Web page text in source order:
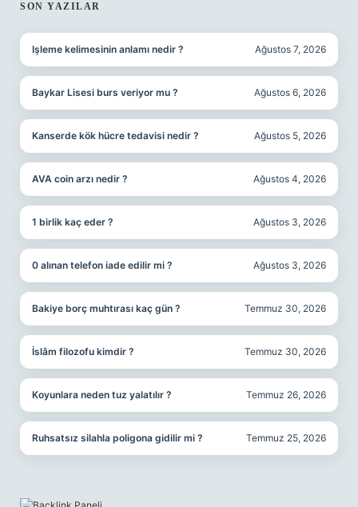
SIDEBAR
SON YAZILAR
Işleme kelimesinin anlamı nedir ? Ağustos 7, 2026
Baykar Lisesi burs veriyor mu ? Ağustos 6, 2026
Kanserde kök hücre tedavisi nedir ? Ağustos 5, 2026
AVA coin arzı nedir ? Ağustos 4, 2026
1 birlik kaç eder ? Ağustos 3, 2026
0 alınan telefon iade edilir mi ? Ağustos 3, 2026
Bakiye borç muhtırası kaç gün ? Temmuz 30, 2026
İslâm filozofu kimdir ? Temmuz 30, 2026
Koyunlara neden tuz yalatılır ? Temmuz 26, 2026
Ruhsatsız silahla poligona gidilir mi ? Temmuz 25, 2026